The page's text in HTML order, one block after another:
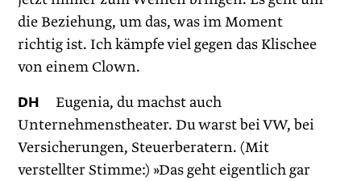
die Beziehung, um das, was im Moment
richtig ist. Ich kämpfe viel gegen das Klischee
von einem Clown.
DH Eugenia, du machst auch
Unternehmenstheater. Du warst bei VW, bei
Versicherungen, Steuerberatern. (Mit
verstellter Stimme:) »Das geht eigentlich gar